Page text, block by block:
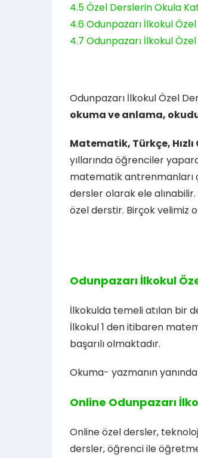
4.5Özel Derslerin Okula
4.6Odunpazarı İlkokul
4.7 Odunpazarı İlkokul
Odunpazarı İlkokul Özel
okuma ve anlama,
Matematik, Türkçe,
yıllarında öğrenciler
matematik antrenmanları
dersler olarak ele alınabilir.
özel derstir. Birçok velimiz
Odunpazarı İlkokul
İlkokulda temeli atılan bir
İlkokul 1 den itibaren
başarılı olmaktadır.
Okuma- yazmanın
Online Odunpazarı
Online özel dersler,
dersler, öğrenci ile